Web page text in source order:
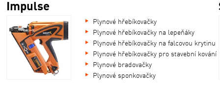
Impulse
Plynové hřebíkovačky
Plynové hřebíkovačky na lepeňáky
Plynové hřebíkovačky na falcovou krytinu
Plynové hřebíkovačky pro stavební kování
Plynové bradovačky
Plynové sponkovačky